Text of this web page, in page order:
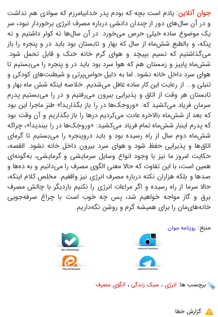
جوان آنلاین:یادم است بچه که بودم پدر خدابیامرزم که سوادی هم نداشت
و در آن سال‌های دور از چندان دانشی درباره مصرف انرژی برخوردار نبود، سر
یک موضوع ساده خیلی حرص می‌خورد. در آن سال‌ها نه کولر داشتیم و نه
پنکه، و بالطبع شش‌ماه از سال که بهار و تابستان بود باید در و پنجره را باز
می‌گذاشتیم که نسیم بپیچد و هوای گرم خانه خنک و قابل تحمل شود.
شش‌ماه پاییز و زمستان هم که هوا سرد بود باید در و پنجره را می‌بستیم تا
هوای سرد داخل خانه نشود. اما به دلیل حواس‌پرتی و شیطنت‌های کودکی و
تنبلی و... از رعایت این کار ساده غافل می‌شدیم. خلاصه اینکه شش ماه بهار و
تابستان هر وقت از اتاق و پذیرایی بیرون می‌رفتیم و در را می‌بستیم پدرم
سرمان فریاد می‌کشید که: «وروجک‌ها در را باز بگذارید!» طنز ماجرا این بود
که بعد از شش‌ماه بالاخره عادت می‌کردیم در‌ها را باز بگذاریم و آن وقت بود
که پدرم اینبار شش‌ماه تمام فریاد می‌کشید: «وروجک‌ها در را ببندید!»، چراکه
شش‌ماه دوم سال از راه رسیده بود و باید دروپنجره را می‌بستیم تا گرمای
اتاق‌ها و پذیرایی حفظ شود و هوای سرد بیرون داخل خانه نشود. القصه،
حکایت امروز ما نیز با وجود انواع وسایل سرمایشی و گرمایشی، به‌گونه‌ای
همین است، با این تفاوت که حالا معنی الگوی مصرف را می‌دانیم و به ده‌ها و
صد‌ها و بلکه هزاران نکته درباره مصرف انرژی نیز واقفیم. مخلص کلام اینکه،
حالا سرما از راه رسیده و اگر مراعات انرژی را نکنیم باردیگر با چالش مصرف
برق و گاز مواجه خواهیم شد، پس چه خوب است با چراغ صرفه‌جویی
خانه‌های‌مان را برای همیشه گرم و روشن نگه‌داریم.
منبع: روزنامه جوان
برچسب ها: انرژی ، سبک زندگی ، الگوی مصرف
گزارش خطا